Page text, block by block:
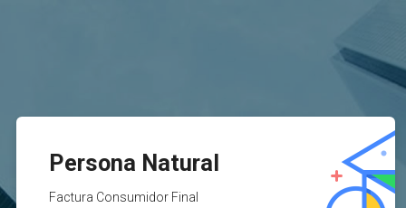
Persona Natural
Factura Consumidor Final